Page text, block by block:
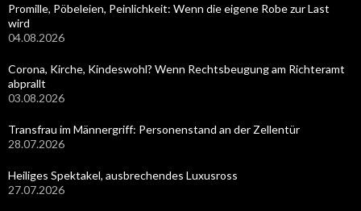
Promille, Pöbeleien, Peinlichkeit: Wenn die eigene Robe zur Last
wird
04.08.2026
Corona, Kirche, Kindeswohl? Wenn Rechtsbeugung am Richteramt
abprallt
03.08.2026
Transfrau im Männergriff: Personenstand an der Zellentür
28.07.2026
Heiliges Spektakel, ausbrechendes Luxusross
27.07.2026